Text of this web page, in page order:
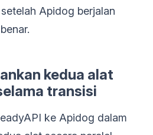
Apidog berjalan
kedua alat
transisi
ke Apidog dalam